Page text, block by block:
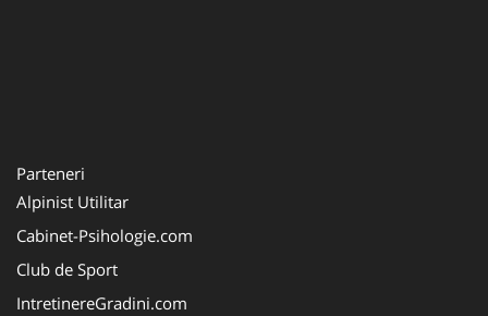
Parteneri
Alpinist Utilitar
Cabinet-Psihologie.com
Club de Sport
IntretinereGradini.com